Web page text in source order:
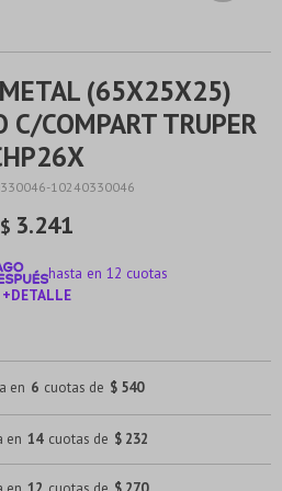
(65X25X25)
C/COMPART TRUPER
10240330046
$ 3.241
hasta en 12 cuotas
+DETALLE
en 6 cuotas de $ 540
en 14 cuotas de $ 232